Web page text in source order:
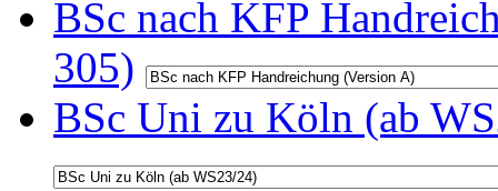
BSc nach KFP
305)
BSc Uni zu Köln (ab